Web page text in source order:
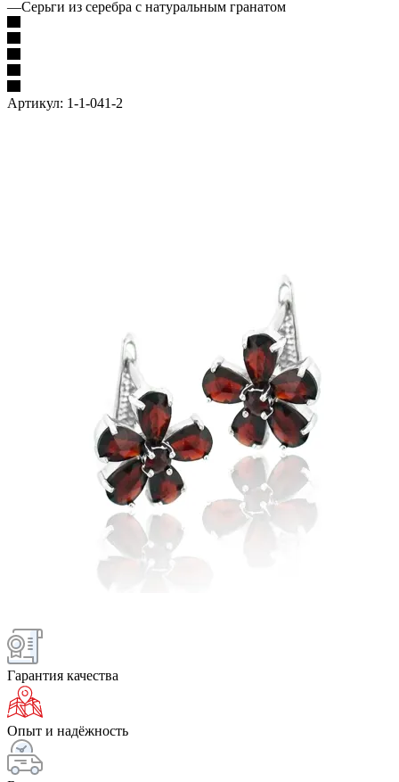
—Серьги из серебра с натуральным гранатом
Артикул: 1-1-041-2
Гарантия качества
Опыт и надёжность